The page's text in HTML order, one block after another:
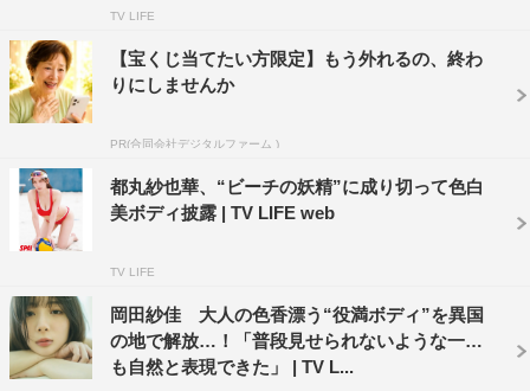
TV LIFE
【宝くじ当てたい方限定】もう外れるの、終わ
りにしませんか
PR(合同会社デジタルファーム )
都丸紗也華、“ビーチの妖精”に成り切って色白
美ボディ披露 | TV LIFE web
TV LIFE
岡田紗佳 大人の色香漂う“役満ボディ”を異国
の地で解放…！「普段見せられないような一面
も自然と表現できた」 | TV L...